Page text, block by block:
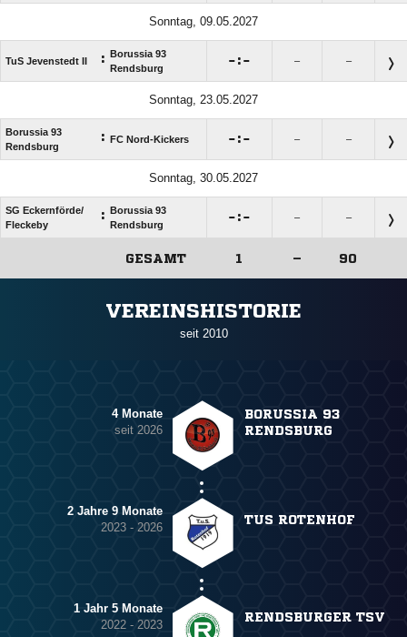
Sonntag, 09.05.2027
TuS Jevenstedt II :
Borussia 93
Rendsburg
: – –
Sonntag, 23.05.2027
Borussia 93
Rendsburg
: FC Nord-Kickers : – –
Sonntag, 30.05.2027
SG Eckernförde/​
Fleckeby
:
Borussia 93
Rendsburg
: – –
GESAMT 1 – 90
VEREINSHISTORIE
seit 2010
4 Monate
seit 2026
BORUSSIA 93
RENDSBURG
2 Jahre 9 Monate
2023 - 2026
TUS ROTENHOF
1 Jahr 5 Monate
2022 - 2023
RENDSBURGER TSV